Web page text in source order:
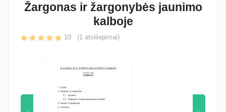
Žargonas ir žargonybės jaunimo
kalboje
10 (1 atsiliepimai)